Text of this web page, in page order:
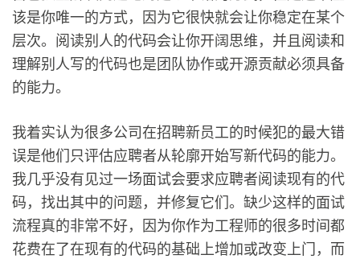
该是你唯一的方式，因为它很快就会让你稳定在某个
层次。阅读别人的代码会让你开阔思维，并且阅读和
理解别人写的代码也是团队协作或开源贡献必须具备
的能力。
我着实认为很多公司在招聘新员工的时候犯的最大错
误是他们只评估应聘者从轮廓开始写新代码的能力。
我几乎没有见过一场面试会要求应聘者阅读现有的代
码，找出其中的问题，并修复它们。缺少这样的面试
流程真的非常不好，因为你作为工程师的很多时间都
花费在了在现有的代码的基础上增加或改变上门，而